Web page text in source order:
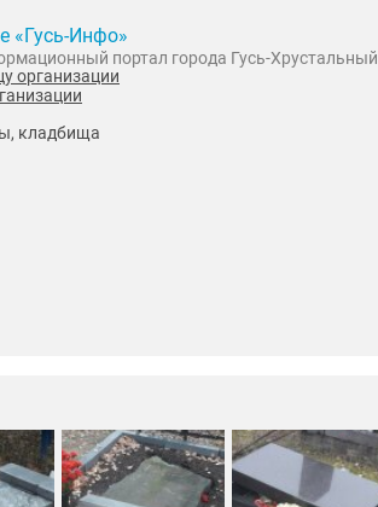
«Гусь-Инфо»
портал города Гусь-Хрустальный
организации
кладбища